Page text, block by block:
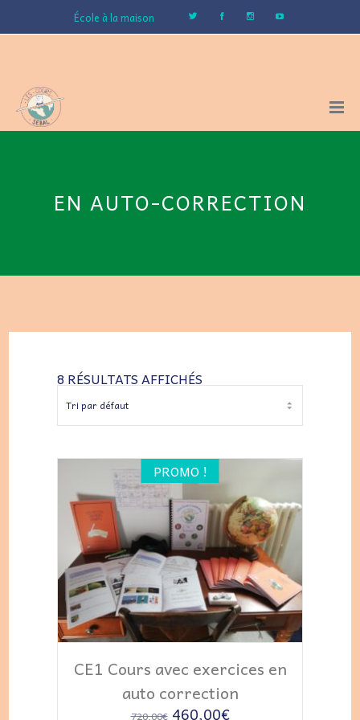
École à la maison
EN AUTO-CORRECTION
8 RÉSULTATS AFFICHÉS
PROMO !
CE1 Cours avec exercices en
auto correction
720,00€ Le
460,00€Le